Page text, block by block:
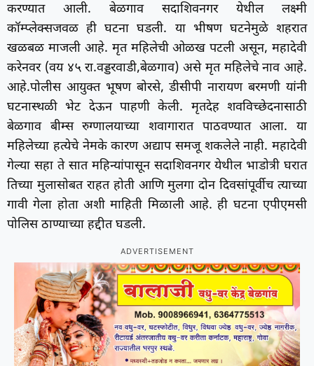
करण्यात आली. बेळगाव सदाशिवनगर येथील लक्ष्मी
कॉम्प्लेक्सजवळ ही घटना घडली. या भीषण घटनेमुळे शहरात
खळबळ माजली आहे. मृत महिलेची ओळख पटली असून, महादेवी
करेनवर (वय ४५ रा.वड्डरवाडी,बेळगाव) असे मृत महिलेचे नाव आहे.
आहे.पोलीस आयुक्त भूषण बोरसे, डीसीपी नारायण बरमणी यांनी
घटनास्थळी भेट देऊन पाहणी केली. मृतदेह शवविच्छेदनासाठी
बेळगाव बीम्स रुग्णालयाच्या शवागारात पाठवण्यात आला. या
महिलेच्या हत्येचे नेमके कारण अद्याप समजू शकलेले नाही. महादेवी
गेल्या सहा ते सात महिन्यांपासून सदाशिवनगर येथील भाडोत्री घरात
तिच्या मुलासोबत राहत होती आणि मुलगा दोन दिवसांपूर्वीच त्याच्या
गावी गेला होता अशी माहिती मिळाली आहे. ही घटना एपीएमसी
पोलिस ठाण्याच्या हद्दीत घडली.
ADVERTISEMENT